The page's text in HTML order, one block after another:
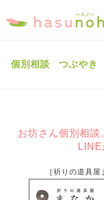
個別相談 つぶやき
お坊さん個別相談
［祈りの道具